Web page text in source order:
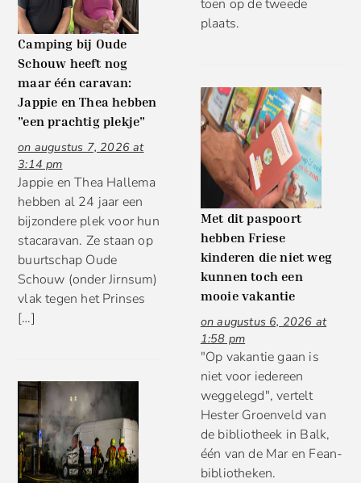
Camping bij Oude
Schouw heeft nog
maar één caravan:
Jappie en Thea hebben
"een prachtig plekje"
on augustus 7, 2026 at
3:14 pm
Jappie en Thea Hallema
hebben al 24 jaar een
bijzondere plek voor hun
stacaravan. Ze staan op
buurtschap Oude
Schouw (onder Jirnsum)
vlak tegen het Prinses
[…]
toen op de tweede
plaats.
Met dit paspoort
hebben Friese
kinderen die niet weg
kunnen toch een
mooie vakantie
on augustus 6, 2026 at
1:58 pm
"Op vakantie gaan is
niet voor iedereen
weggelegd", vertelt
Hester Groenveld van
de bibliotheek in Balk,
één van de Mar en Fean-
bibliotheken.